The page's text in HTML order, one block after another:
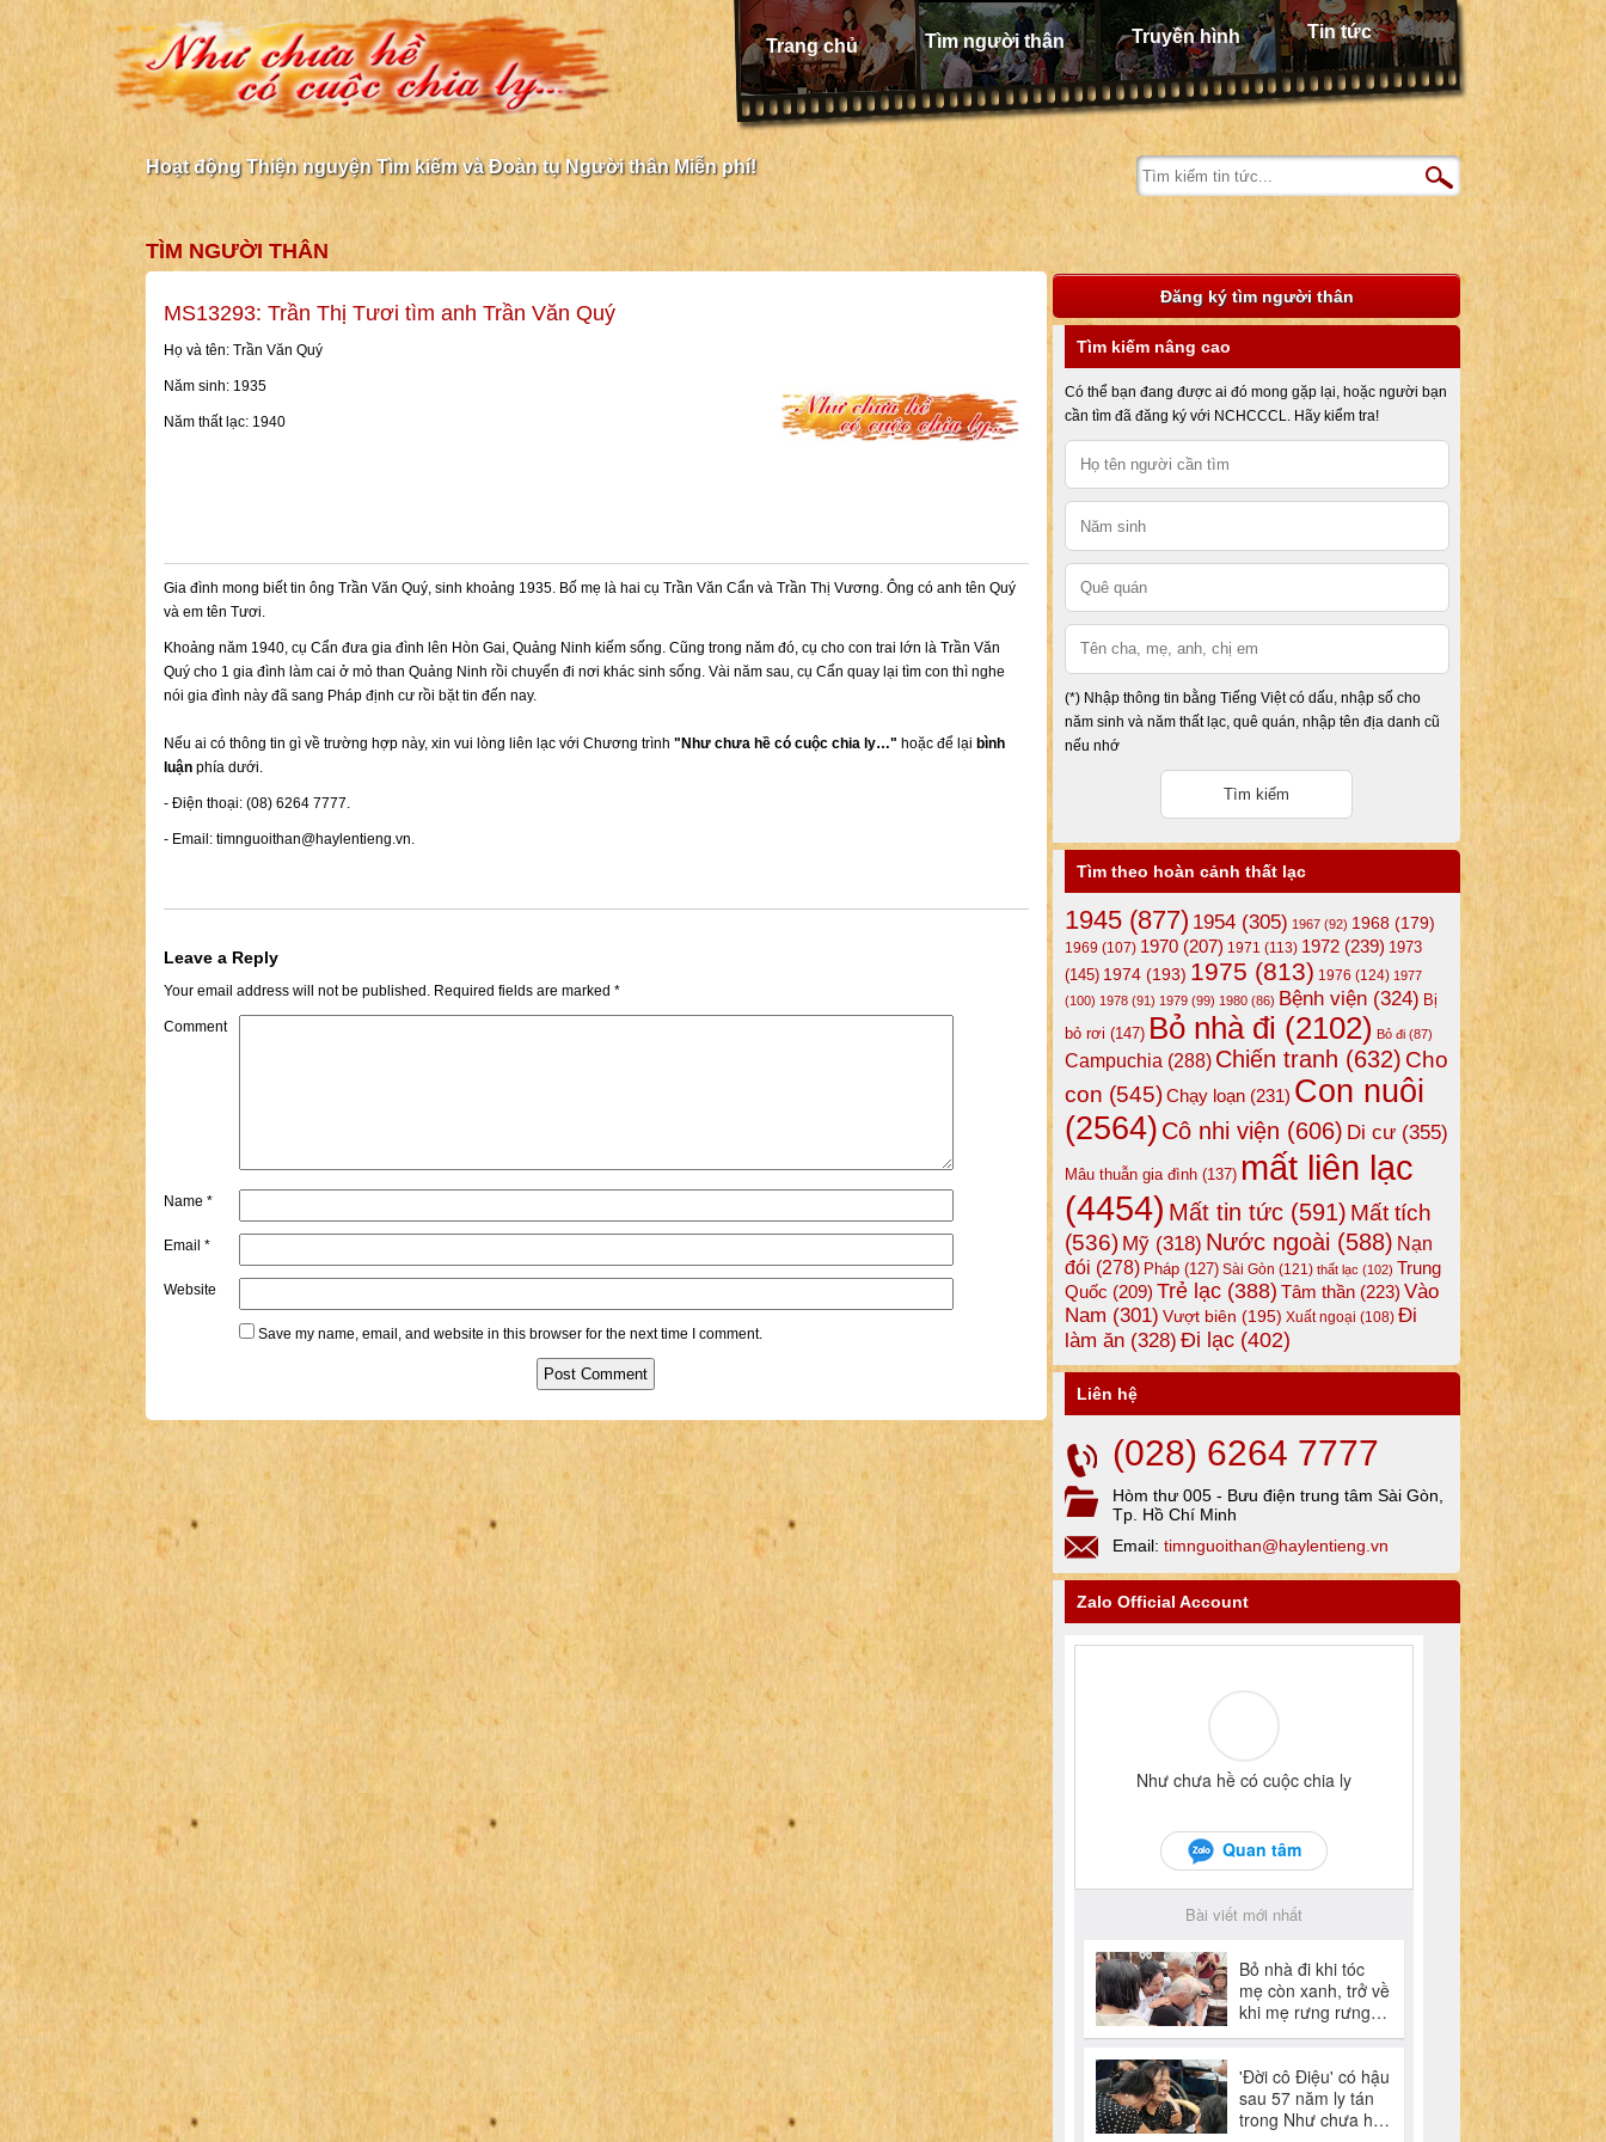
Trang chủ Tìm người thân Truyền hình Tin tức
Hoạt động Thiện nguyện Tìm kiếm và Đoàn tụ Người thân Miễn phí!
TÌM NGƯỜI THÂN
MS13293: Trần Thị Tươi tìm anh Trần Văn Quý
Họ và tên: Trần Văn Quý
Năm sinh: 1935
Năm thất lạc: 1940
Gia đình mong biết tin ông Trần Văn Quý, sinh khoảng 1935. Bố mẹ là hai cụ Trần Văn Cẩn và Trần Thị Vương. Ông có anh tên Quý
và em tên Tươi.
Khoảng năm 1940, cụ Cẩn đưa gia đình lên Hòn Gai, Quảng Ninh kiếm sống. Cũng trong năm đó, cụ cho con trai lớn là Trần Văn
Quý cho 1 gia đình làm cai ở mỏ than Quảng Ninh rồi chuyển đi nơi khác sinh sống. Vài năm sau, cụ Cẩn quay lại tìm con thì nghe
nói gia đình này đã sang Pháp định cư rồi bặt tin đến nay.
Nếu ai có thông tin gì về trường hợp này, xin vui lòng liên lạc với Chương trình "Như chưa hề có cuộc chia ly…" hoặc để lại bình
luận phía dưới.
- Điện thoại: (08) 6264 7777.
- Email: timnguoithan@haylentieng.vn.
Leave a Reply
Your email address will not be published. Required fields are marked *
Comment
Name *
Email *
Website
Save my name, email, and website in this browser for the next time I comment.
Đăng ký tìm người thân
Tìm kiếm nâng cao
Có thể bạn đang được ai đó mong gặp lại, hoặc người bạn
cần tìm đã đăng ký với NCHCCCL. Hãy kiểm tra!
(*) Nhập thông tin bằng Tiếng Việt có dấu, nhập số cho
năm sinh và năm thất lạc, quê quán, nhập tên địa danh cũ
nếu nhớ
Tìm theo hoàn cảnh thất lạc
1945 (877) 1954 (305) 1967 (92) 1968 (179)
1969 (107) 1970 (207) 1971 (113) 1972 (239) 1973
(145) 1974 (193) 1975 (813) 1976 (124) 1977
(100) 1978 (91) 1979 (99) 1980 (86) Bệnh viện (324) Bị
bỏ rơi (147) Bỏ nhà đi (2102) Bỏ đi (87)
Campuchia (288) Chiến tranh (632) Cho
con (545)Chạy loạn (231) Con nuôi
(2564) Cô nhi viện (606) Di cư (355)
Mâu thuẫn gia đình (137) mất liên lạc
(4454) Mất tin tức (591) Mất tích
(536) Mỹ (318) Nước ngoài (588) Nạn
đói (278) Pháp (127) Sài Gòn (121) thất lạc (102) Trung
Quốc (209) Trẻ lạc (388) Tâm thần (223) Vào
Nam (301) Vượt biên (195) Xuất ngoại (108) Đi
làm ăn (328) Đi lạc (402)
Liên hệ
(028) 6264 7777
Hòm thư 005 - Bưu điện trung tâm Sài Gòn,
Tp. Hồ Chí Minh
Email: timnguoithan@haylentieng.vn
Zalo Official Account